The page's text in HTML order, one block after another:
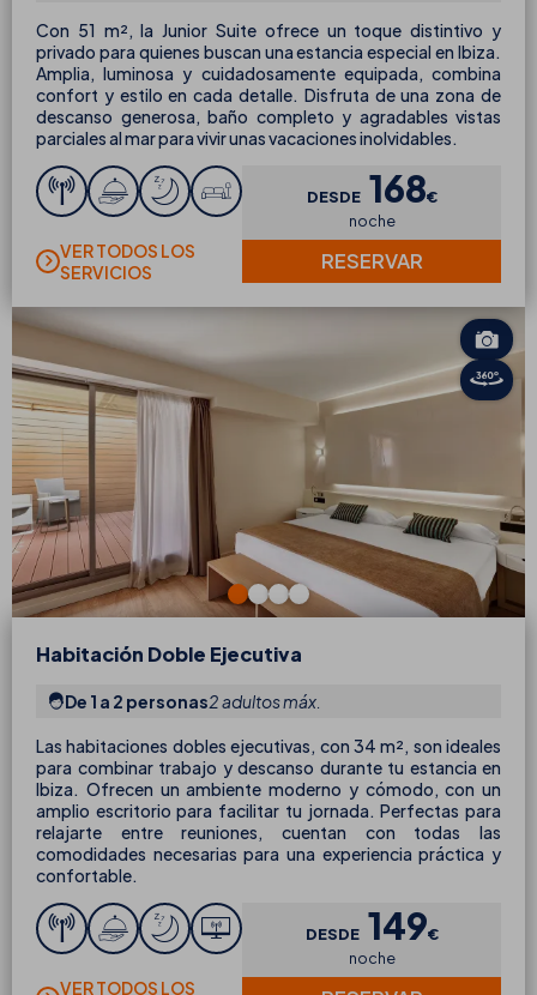
Con 51 m², la Junior Suite ofrece un toque distintivo y
privado para quienes buscan una estancia especial en Ibiza.
Amplia, luminosa y cuidadosamente equipada, combina
confort y estilo en cada detalle. Disfruta de una zona de
descanso generosa, baño completo y agradables vistas
parciales al mar para vivir unas vacaciones inolvidables.
VER TODOS LOS
SERVICIOS
DESDE 168€
noche
RESERVAR
Habitación Doble Ejecutiva
De 1 a 2 personas2 adultos máx.
Las habitaciones dobles ejecutivas, con 34 m², son ideales
para combinar trabajo y descanso durante tu estancia en
Ibiza. Ofrecen un ambiente moderno y cómodo, con un
amplio escritorio para facilitar tu jornada. Perfectas para
relajarte entre reuniones, cuentan con todas las
comodidades necesarias para una experiencia práctica y
confortable.
VER TODOS LOS
DESDE 149€
noche